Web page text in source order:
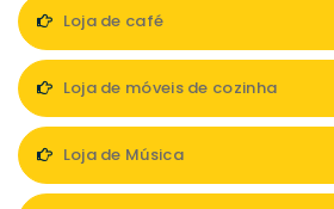
Loja de café
Loja de móveis de cozinha
Loja de Música